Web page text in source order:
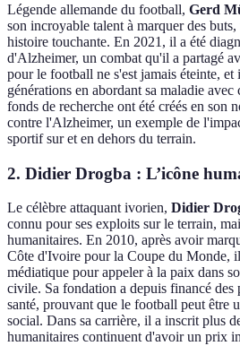
Légende allemande du football, Gerd
son incroyable talent à marquer des
histoire touchante. En 2021, il a été
d'Alzheimer, un combat qu'il a partagé
pour le football ne s'est jamais éteinte,
générations en abordant sa maladie
fonds de recherche ont été créés en son
contre l'Alzheimer, un exemple de
sportif sur et en dehors du terrain.
2. Didier Drogba : L’icône
Le célèbre attaquant ivorien, Didier
connu pour ses exploits sur le terrain,
humanitaires. En 2010, après avoir
Côte d'Ivoire pour la Coupe du Monde,
médiatique pour appeler à la paix dans
civile. Sa fondation a depuis financé des
santé, prouvant que le football peut être
social. Dans sa carrière, il a inscrit plus
humanitaires continuent d'avoir un prix